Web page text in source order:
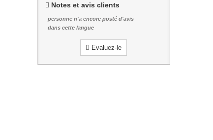
Notes et avis clients
personne n'a encore posté d'avis
dans cette langue
Evaluez-le